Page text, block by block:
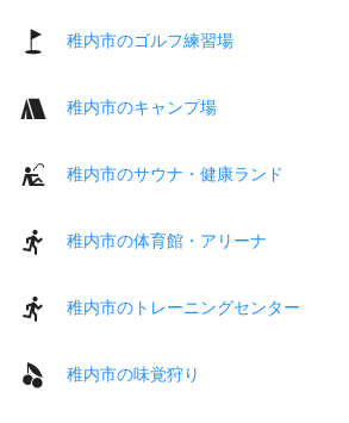
稚内市のゴルフ練習場
稚内市のキャンプ場
稚内市のサウナ・健康ランド
稚内市の体育館・アリーナ
稚内市のトレーニングセンター
稚内市の味覚狩り